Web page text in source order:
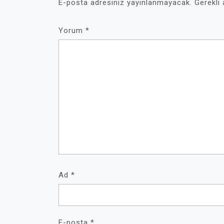
E-posta adresiniz yayınlanmayacak. Gerekli
Yorum *
Ad *